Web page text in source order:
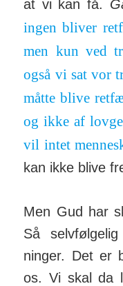
at vi kan få.
ingen bliver
men kun ved
også vi sat vor
måtte blive
og ikke af
vil intet
kan ikke blive
Men Gud har
Så
ninger. Det er
os. Vi skal da